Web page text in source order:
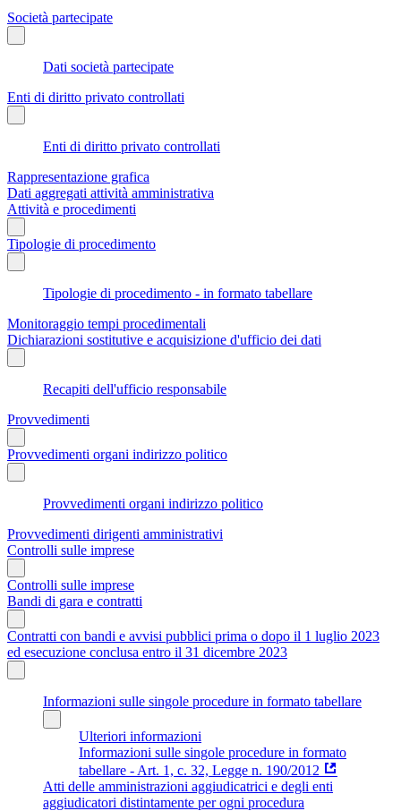
Società partecipate
Dati società partecipate
Enti di diritto privato controllati
Enti di diritto privato controllati
Rappresentazione grafica
Dati aggregati attività amministrativa
Attività e procedimenti
Tipologie di procedimento
Tipologie di procedimento - in formato tabellare
Monitoraggio tempi procedimentali
Dichiarazioni sostitutive e acquisizione d'ufficio dei dati
Recapiti dell'ufficio responsabile
Provvedimenti
Provvedimenti organi indirizzo politico
Provvedimenti organi indirizzo politico
Provvedimenti dirigenti amministrativi
Controlli sulle imprese
Controlli sulle imprese
Bandi di gara e contratti
Contratti con bandi e avvisi pubblici prima o dopo il 1 luglio 2023
ed esecuzione conclusa entro il 31 dicembre 2023
Informazioni sulle singole procedure in formato tabellare
Ulteriori informazioni
Informazioni sulle singole procedure in formato
tabellare - Art. 1, c. 32, Legge n. 190/2012
Atti delle amministrazioni aggiudicatrici e degli enti
aggiudicatori distintamente per ogni procedura